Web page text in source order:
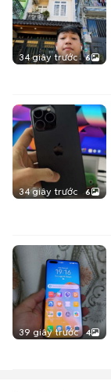
34 giây trước 6
34 giây trước 6
39 giây trước 4